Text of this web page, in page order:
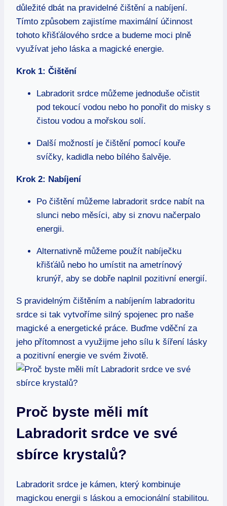
důležité dbát na pravidelné čištění a nabíjení.
Tímto způsobem zajistíme maximální účinnost
tohoto křišťálového srdce a budeme moci plně
využívat jeho láska a magické energie.
Krok 1: Čištění
Labradorit srdce můžeme jednoduše očistit
pod tekoucí vodou nebo ho ponořit do misky s
čistou vodou a mořskou solí.
Další možností je čištění pomocí kouře
svíčky, kadidla nebo bílého šalvěje.
Krok 2: Nabíjení
Po čištění můžeme labradorit srdce nabít na
slunci nebo měsíci, aby si znovu načerpalo
energii.
Alternativně můžeme použít nabíječku
křišťálů nebo ho umístit na ametrínový
krunýř, aby se dobře naplnil pozitivní energií.
S pravidelným čištěním a nabíjením labradoritu
srdce si tak vytvoříme silný spojenec pro naše
magické a energetické práce. Buďme vděční za
jeho přítomnost a využijme jeho sílu k šíření lásky
a pozitivní energie ve svém životě.
Proč byste měli mít
Labradorit srdce ve své
sbírce krystalů?
Labradorit srdce je kámen, který kombinuje
magickou energii s láskou a emocionální stabilitou.